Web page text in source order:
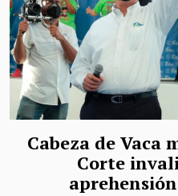
Cabeza de Vaca
Corte